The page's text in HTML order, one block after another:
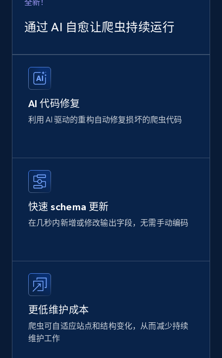
全新！
通过 AI 自愈让爬虫持续运行
AI 代码修复
利用 AI 驱动的重构自动修复损坏的爬虫代码
快速 schema 更新
在几秒内新增或修改输出字段，无需手动编码
更低维护成本
爬虫可自适应站点和结构变化，从而减少持续
维护工作